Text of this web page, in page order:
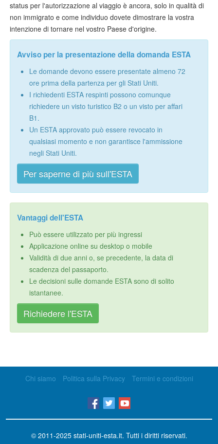
status per l'autorizzazione al viaggio è ancora, solo in qualità di
non immigrato e come individuo dovete dimostrare la vostra
intenzione di tornare nel vostro Paese d'origine.
Avviso per la presentazione della domanda ESTA
Le domande devono essere presentate almeno 72
ore prima della partenza per gli Stati Uniti.
I richiedenti ESTA respinti possono comunque
richiedere un visto turistico B2 o un visto per affari
B1.
Un ESTA approvato può essere revocato in
qualsiasi momento e non garantisce l'ammissione
negli Stati Uniti.
Per saperne di più sull'ESTA
Vantaggi dell'ESTA
Può essere utilizzato per più ingressi
Applicazione online su desktop o mobile
Validità di due anni o, se precedente, la data di
scadenza del passaporto.
Le decisioni sulle domande ESTA sono di solito
istantanee.
Richiedere l'ESTA
Chi siamo Politica sulla Privacy Termini e condizioni
© 2011-2025 stati-uniti-esta.it. Tutti i diritti riservati.